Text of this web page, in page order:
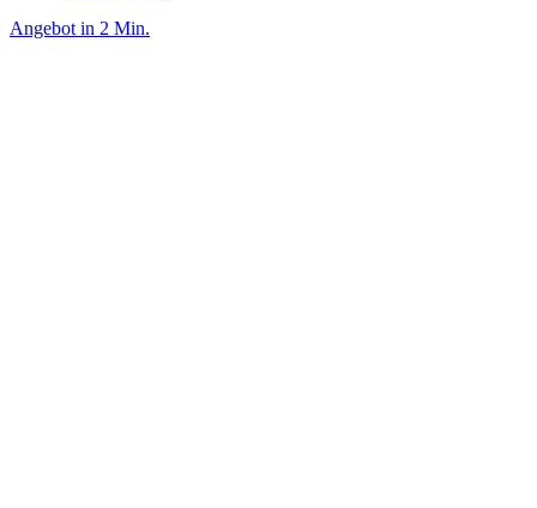
Angebot in 2 Min.